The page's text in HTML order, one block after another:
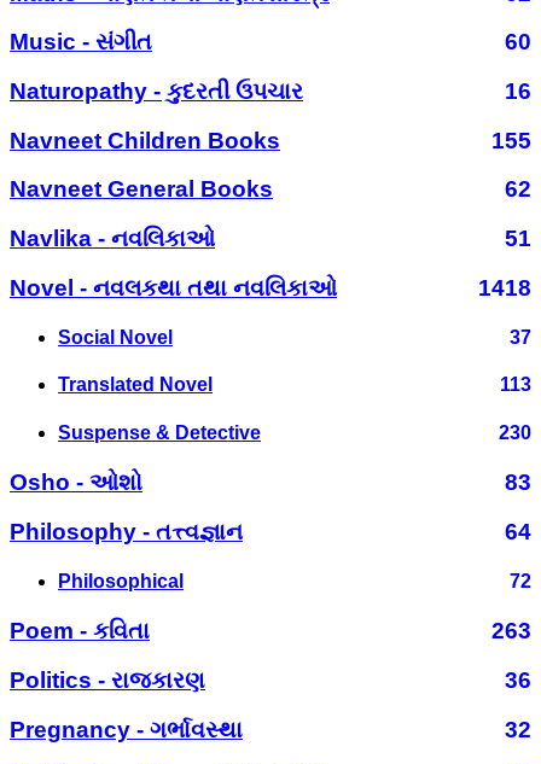
Music - સંગીત
60
Naturopathy - કુદરતી ઉપચાર
16
Navneet Children Books
155
Navneet General Books
62
Navlika - નવલિકાઓ
51
Novel - નવલકથા તથા નવલિકાઓ
1418
Social Novel 37
Translated Novel 113
Suspense & Detective 230
Osho - ઓશો
83
Philosophy - તત્ત્વજ્ઞાન
64
Philosophical 72
Poem - કવિતા
263
Politics - રાજકારણ
36
Pregnancy - ગર્ભાવસ્થા
32